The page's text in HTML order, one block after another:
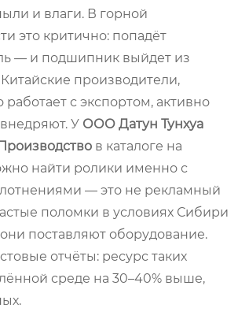
и влаги. В горной
это критично: попадёт
— и подшипник выйдет из
производители,
работает с экспортом, активно
У ООО Датун Тунхуа
в каталоге на
найти ролики именно с
— это не рекламный
поломки в условиях Сибири
поставляют оборудование.
отчёты: ресурс таких
среде на 30–40% выше,